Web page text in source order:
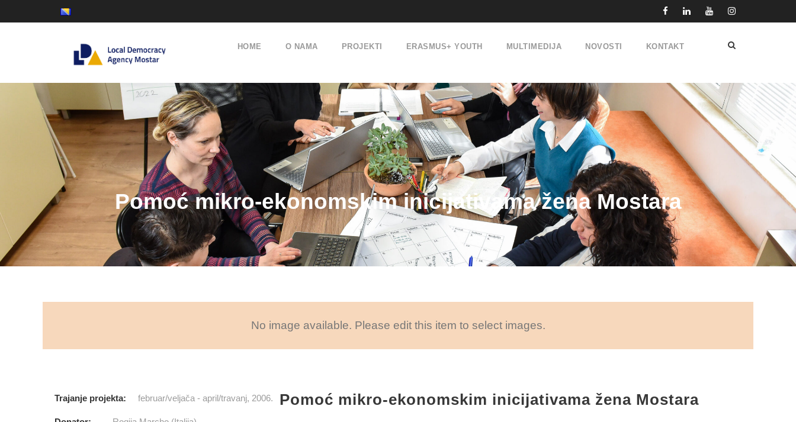
HOME O NAMA PROJEKTI ERASMUS+ YOUTH MULTIMEDIJA NOVOSTI KONTAKT
Pomoć mikro-ekonomskim inicijativama žena Mostara
No image available. Please edit this item to select images.
Trajanje projekta: februar/veljača - april/travanj, 2006. Pomoć mikro-ekonomskim inicijativama žena Mostara